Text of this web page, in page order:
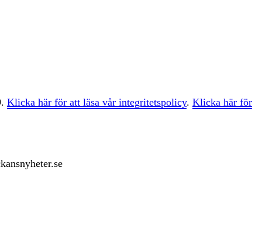
Klicka här för att läsa vår integritetspolicy. Klicka här för